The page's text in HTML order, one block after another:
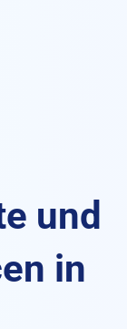
und
in